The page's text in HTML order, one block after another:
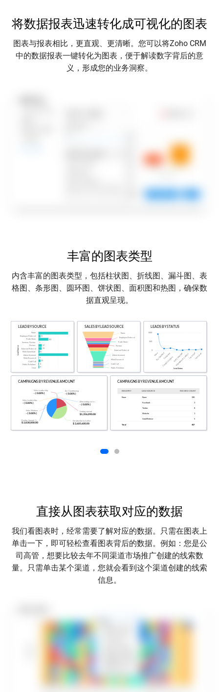
将数据报表迅速转化成可视化的图表
图表与报表相比，更直观、更清晰。您可以将Zoho CRM
中的数据报表一键转化为图表，便于解读数字背后的意
义，形成您的业务洞察。
丰富的图表类型
内含丰富的图表类型，包括柱状图、折线图、漏斗图、表
格图、条形图、圆环图、饼状图、面积图和热图，确保数
据直观呈现。
直接从图表获取对应的数据
我们看图表时，经常需要了解对应的数据。只需在图表上
单击一下，即可轻松查看图表背后的数据。例如：您是公
司高管，想要比较去年不同渠道市场推广创建的线索数
量。只需单击某个渠道，您就会看到这个渠道创建的线索
信息。